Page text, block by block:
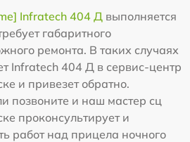
Infratech 404 Д выполняется
габаритного
ремонта. В таких случаях
Infratech 404 Д в сервис-центр
и привезет обратно.
позвоните и наш мастер сц
проконсультирует и
работ над прицела ночного